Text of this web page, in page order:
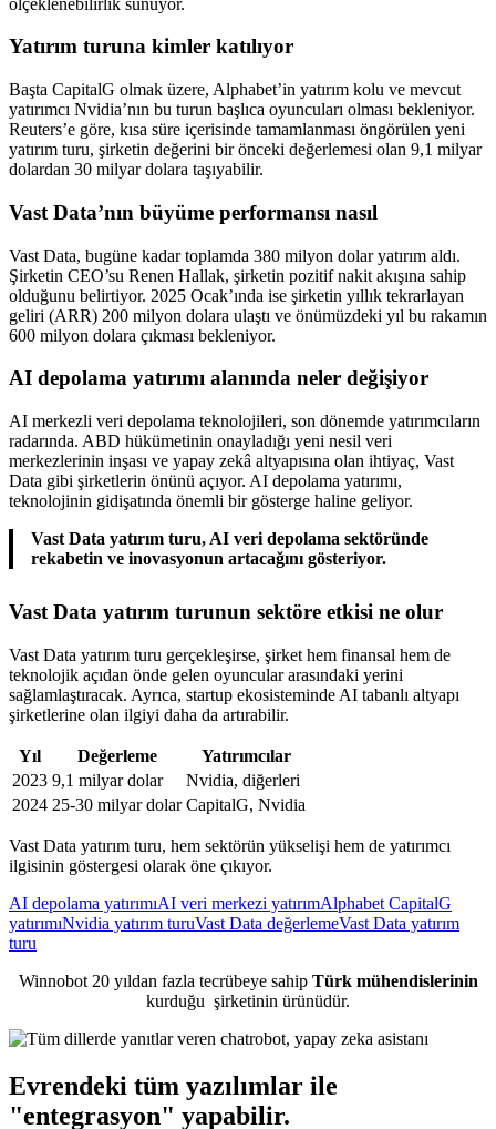
Yatırım turuna kimler katılıyor
Başta CapitalG olmak üzere, Alphabet’in yatırım kolu ve mevcut
yatırımcı Nvidia’nın bu turun başlıca oyuncuları olması bekleniyor.
Reuters’e göre, kısa süre içerisinde tamamlanması öngörülen yeni
yatırım turu, şirketin değerini bir önceki değerlemesi olan 9,1 milyar
dolardan 30 milyar dolara taşıyabilir.
Vast Data’nın büyüme performansı nasıl
Vast Data, bugüne kadar toplamda 380 milyon dolar yatırım aldı.
Şirketin CEO’su Renen Hallak, şirketin pozitif nakit akışına sahip
olduğunu belirtiyor. 2025 Ocak’ında ise şirketin yıllık tekrarlayan
geliri (ARR) 200 milyon dolara ulaştı ve önümüzdeki yıl bu rakamın
600 milyon dolara çıkması bekleniyor.
AI depolama yatırımı alanında neler değişiyor
AI merkezli veri depolama teknolojileri, son dönemde yatırımcıların
radarında. ABD hükümetinin onayladığı yeni nesil veri
merkezlerinin inşası ve yapay zekâ altyapısına olan ihtiyaç, Vast
Data gibi şirketlerin önünü açıyor. AI depolama yatırımı,
teknolojinin gidişatında önemli bir gösterge haline geliyor.
Vast Data yatırım turu, AI veri depolama sektöründe
rekabetin ve inovasyonun artacağını gösteriyor.
Vast Data yatırım turunun sektöre etkisi ne olur
Vast Data yatırım turu gerçekleşirse, şirket hem finansal hem de
teknolojik açıdan önde gelen oyuncular arasındaki yerini
sağlamlaştıracak. Ayrıca, startup ekosisteminde AI tabanlı altyapı
şirketlerine olan ilgiyi daha da artırabilir.
Yıl Değerleme
Yatırımcılar
2023 9,1 milyar dolar
Nvidia, diğerleri
2024 25-30 milyar dolar CapitalG, Nvidia
Vast Data yatırım turu, hem sektörün yükselişi hem de yatırımcı
ilgisinin göstergesi olarak öne çıkıyor.
AI depolama yatırımıAI veri merkezi yatırımAlphabet CapitalG
yatırımıNvidia yatırım turuVast Data değerlemeVast Data yatırım
turu
Winnobot 20 yıldan fazla tecrübeye sahip Türk mühendislerinin
kurduğu şirketinin ürünüdür.
Evrendeki tüm yazılımlar ile
"entegrasyon" yapabilir.